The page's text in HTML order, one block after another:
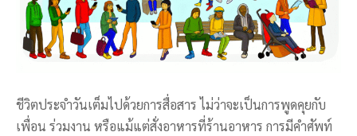
ชีวิตประจำวันเต็มไปด้วยการสื่อสาร ไม่ว่าจะเป็นการพูดคุยกับ
เพื่อน ร่วมงาน หรือแม้แต่สั่งอาหารที่ร้านอาหาร การมีคำศัพท์